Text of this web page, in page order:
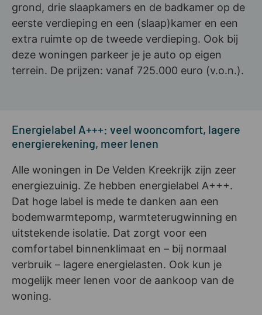
grond, drie slaapkamers en de badkamer op de
eerste verdieping en een (slaap)kamer en een
extra ruimte op de tweede verdieping. Ook bij
deze woningen parkeer je je auto op eigen
terrein. De prijzen: vanaf 725.000 euro (v.o.n.).
Energielabel A+++: veel wooncomfort, lagere
energierekening, meer lenen
Alle woningen in De Velden Kreekrijk zijn zeer
energiezuinig. Ze hebben energielabel A+++.
Dat hoge label is mede te danken aan een
bodemwarmtepomp, warmteterugwinning en
uitstekende isolatie. Dat zorgt voor een
comfortabel binnenklimaat en – bij normaal
verbruik – lagere energielasten. Ook kun je
mogelijk meer lenen voor de aankoop van de
woning.